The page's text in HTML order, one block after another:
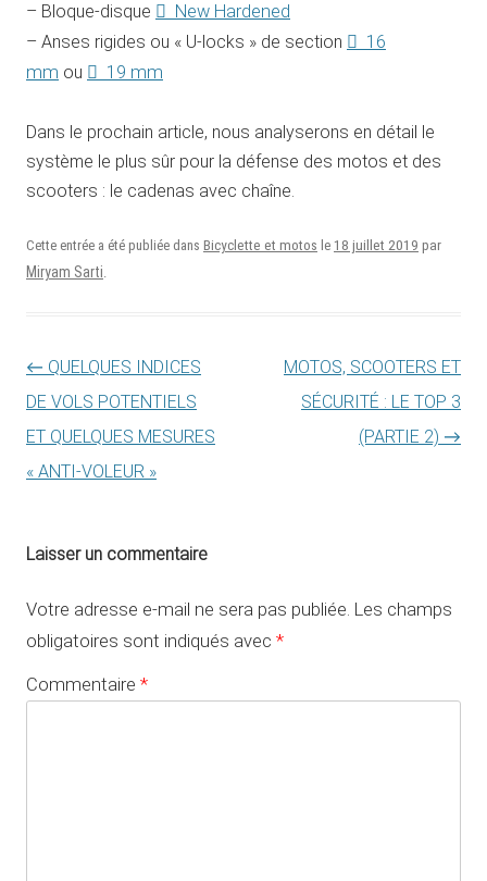
– Bloque-disque
New Hardened
– Anses rigides ou « U-locks » de section
16
mm ou 19 mm
Dans le prochain article, nous analyserons en détail le
système le plus sûr pour la défense des motos et des
scooters : le cadenas avec chaîne.
Cette entrée a été publiée dans Bicyclette et motos le 18 juillet 2019 par
Miryam Sarti.
Navigation des articles
← QUELQUES INDICES
DE VOLS POTENTIELS
ET QUELQUES MESURES
« ANTI-VOLEUR »
MOTOS, SCOOTERS ET
SÉCURITÉ : LE TOP 3
(PARTIE 2) →
Laisser un commentaire
Votre adresse e-mail ne sera pas publiée. Les champs
obligatoires sont indiqués avec *
Commentaire *